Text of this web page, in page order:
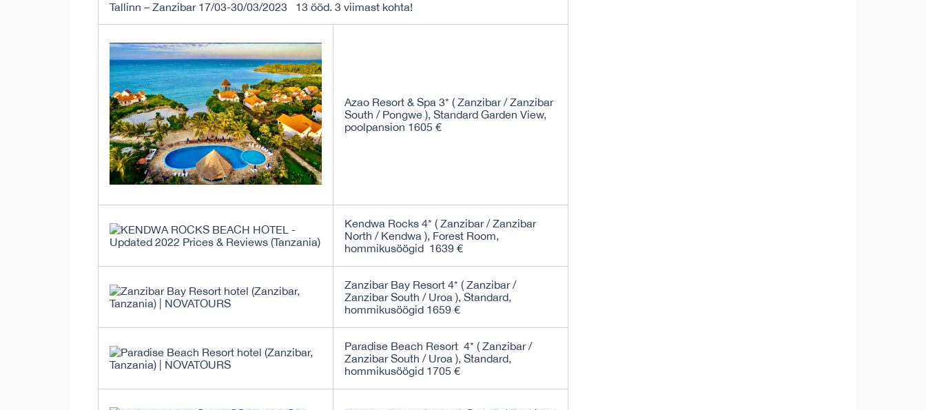
Tallinn – Zanzibar 17/03-30/03/2023 13 ööd. 3 viimast kohta!
Azao Resort & Spa 3* ( Zanzibar / Zanzibar
South / Pongwe ), Standard Garden View,
poolpansion 1605 €
Kendwa Rocks 4* ( Zanzibar / Zanzibar
North / Kendwa ), Forest Room,
hommikusöögid 1639 €
Zanzibar Bay Resort 4* ( Zanzibar /
Zanzibar South / Uroa ), Standard,
hommikusöögid 1659 €
Paradise Beach Resort 4* ( Zanzibar /
Zanzibar South / Uroa ), Standard,
hommikusöögid 1705 €